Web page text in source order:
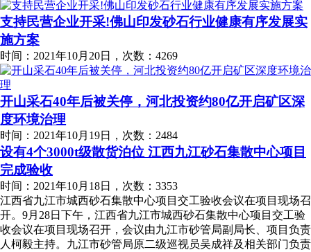
支持民营企业开采!佛山印发砂石行业健康有序发展实
施方案
时间：2021年10月20日，次数：4269
开山采石40年后被关停，河北投资约80亿开启矿区深
度环境治理
时间：2021年10月19日，次数：2484
设有4个3000t级散货泊位 江西九江砂石集散中心项目
完成验收
时间：2021年10月18日，次数：3353
江西省九江市城西砂石集散中心项目交工验收会议在项目现场召
开。9月28日下午，江西省九江市城西砂石集散中心项目交工验
收会议在项目现场召开，会议由九江市砂管局副局长、项目负责
人柯毅主持。九江市砂管局原二级巡视员吴成祥及相关部门负责